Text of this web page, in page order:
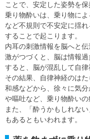
ことで、安定した姿勢を保
乗り物酔いは、乗り物に
など不規則で不安定に揺
することで起こります。
内耳の刺激情報を脳へと
激がつづくと、脳は情報過
すると、脳が混乱して自
その結果、自律神経のは
和感などから、徐々に気
や嘔吐など、乗り物酔いの
また、「酔うかもしれな
もあるともいわれます。